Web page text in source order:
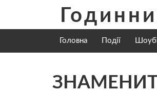
content
Головна Події